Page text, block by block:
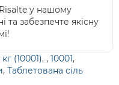
у нашому
та забезпечте якісну
(10001), , 10001,
, Таблетована сіль